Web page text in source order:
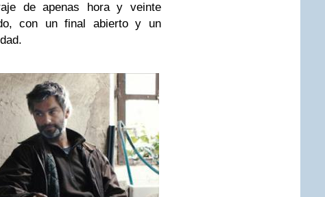
de apenas hora y veinte
con un final abierto y un